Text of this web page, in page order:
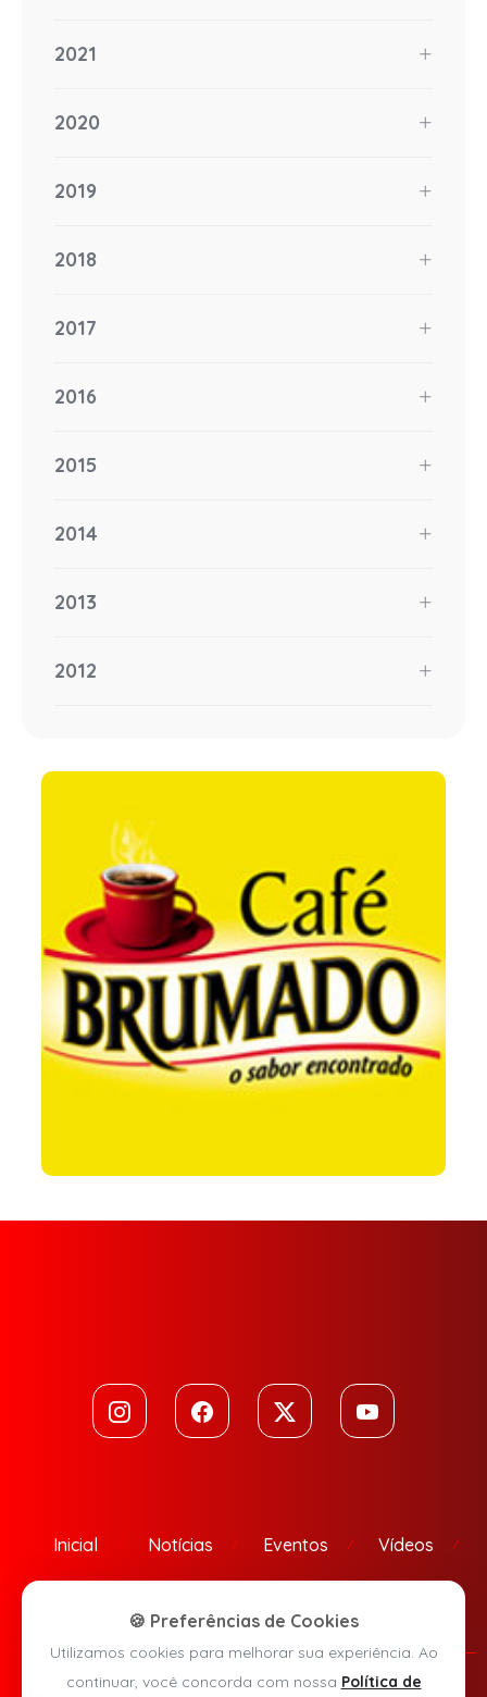
2021
2020
2019
2018
2017
2016
2015
2014
2013
2012
Inicial Notícias Eventos Vídeos
🍪 Preferências de Cookies
Utilizamos cookies para melhorar sua experiência. Ao
continuar, você concorda com nossa Política de